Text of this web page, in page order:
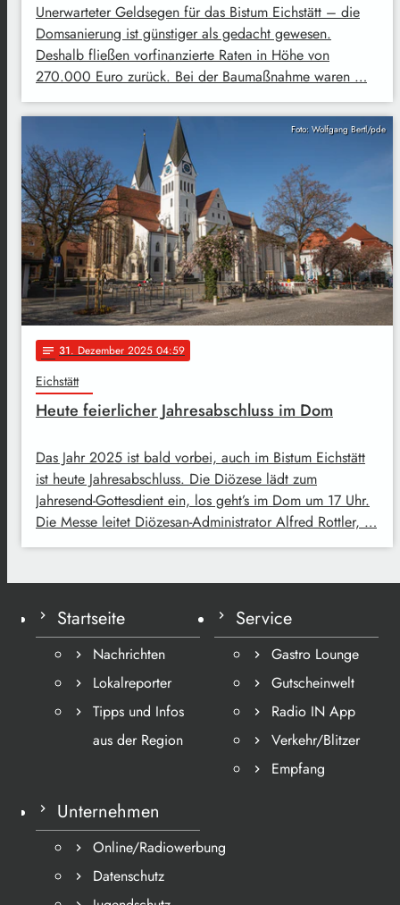
Unerwarteter Geldsegen für das Bistum Eichstätt – die
Domsanierung ist günstiger als gedacht gewesen.
Deshalb fließen vorfinanzierte Raten in Höhe von
270.000 Euro zurück. Bei der Baumaßnahme waren …
Foto: Wolfgang Bertl/pde
notes 31. Dezember 2025 04:59
Eichstätt
Heute feierlicher Jahresabschluss im Dom
Das Jahr 2025 ist bald vorbei, auch im Bistum Eichstätt
ist heute Jahresabschluss. Die Diözese lädt zum
Jahresend-Gottesdient ein, los geht’s im Dom um 17 Uhr.
Die Messe leitet Diözesan-Administrator Alfred Rottler, …
Startseite
Nachrichten
Lokalreporter
Tipps und Infos
aus der Region
Service
Gastro Lounge
Gutscheinwelt
Radio IN App
Verkehr/Blitzer
Empfang
Unternehmen
Online/Radiowerbung
Datenschutz